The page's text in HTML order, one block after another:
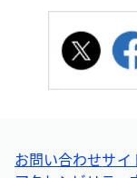
お問い合わせサイ